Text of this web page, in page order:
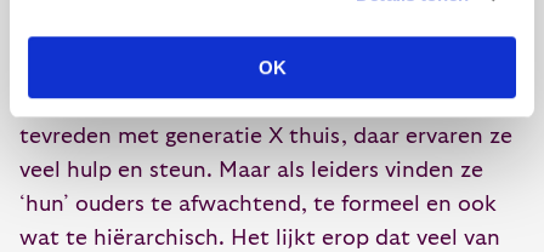
OK
het met hun kinderen ook wel los zal lopen.
Terwijl er nu echt een wereldwijde crisis gaande
is, die dieper grijpt dan die van toen. Y is heel
tevreden met generatie X thuis, daar ervaren ze
veel hulp en steun. Maar als leiders vinden ze
‘hun’ ouders te afwachtend, te formeel en ook
wat te hiërarchisch. Het lijkt erop dat veel van